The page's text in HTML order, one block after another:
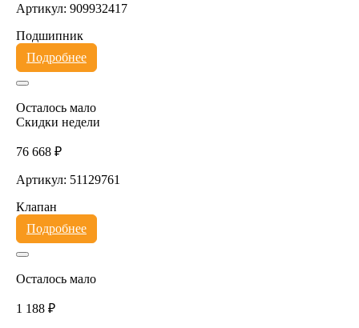
Артикул: 909932417
Подшипник
Подробнее
Осталось мало
Скидки недели
76 668 ₽
Артикул: 51129761
Клапан
Подробнее
Осталось мало
1 188 ₽